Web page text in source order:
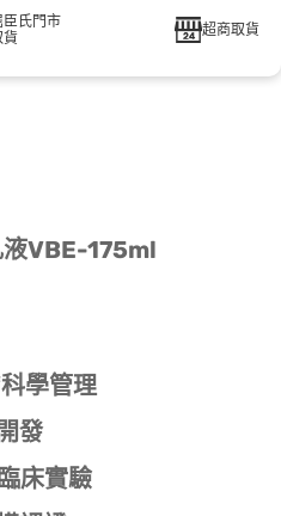
臣氏門市
貨
超商取貨
液VBE-175ml
學管理
發
床實驗